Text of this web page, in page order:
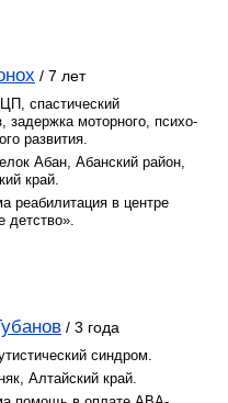
/ 7 лет
спастический
задержка моторного, психо-
развития.
Абан, Абанский район,
край.
реабилитация в центре
детство».
/ 3 года
синдром.
Алтайский край.